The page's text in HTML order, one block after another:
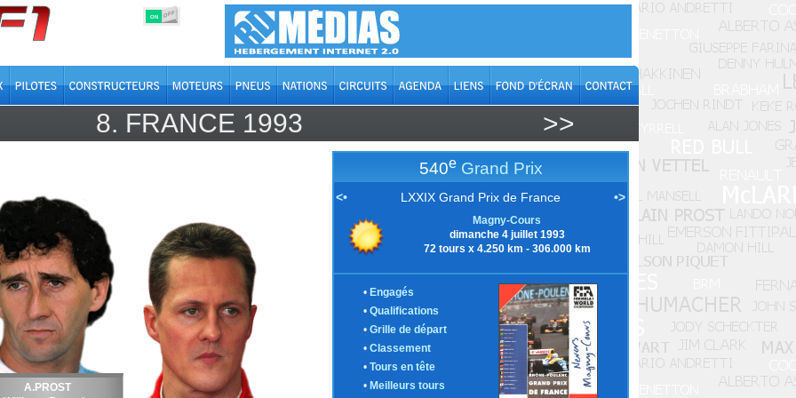
ON OFF
8. FRANCE 1993 >>
A.PROST
540e Grand Prix
<• LXXIX Grand Prix de France •>
Magny-Cours
dimanche 4 juillet 1993
72 tours x 4.250 km - 306.000 km
• Engagés
• Qualifications
• Grille de départ
• Classement
• Tours en tête
• Meilleurs tours